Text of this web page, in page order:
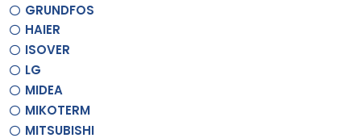
GRUNDFOS
HAIER
ISOVER
LG
MIDEA
MIKOTERM
MITSUBISHI